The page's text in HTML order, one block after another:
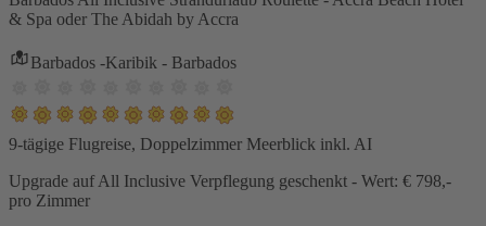
& Spa oder The Abidah by Accra
Barbados -Karibik - Barbados
9-tägige Flugreise, Doppelzimmer Meerblick inkl. AI
Upgrade auf All Inclusive Verpflegung geschenkt - Wert: € 798,-
pro Zimmer